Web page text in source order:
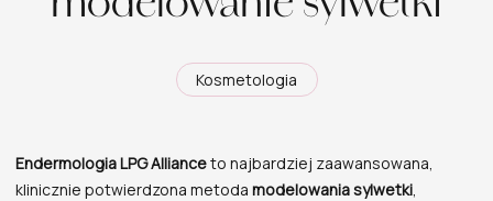
Kosmetologia
Endermologia LPG Allianceto najbardziej zaawansowana,
klinicznie potwierdzona metoda modelowania sylwetki